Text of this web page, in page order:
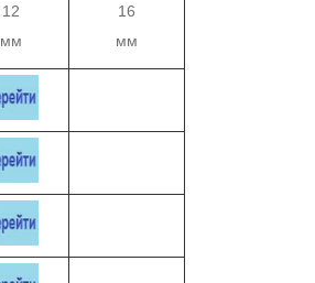
12
мм
16
мм